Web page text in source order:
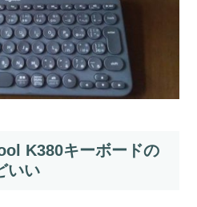
K380キーボードの
いい